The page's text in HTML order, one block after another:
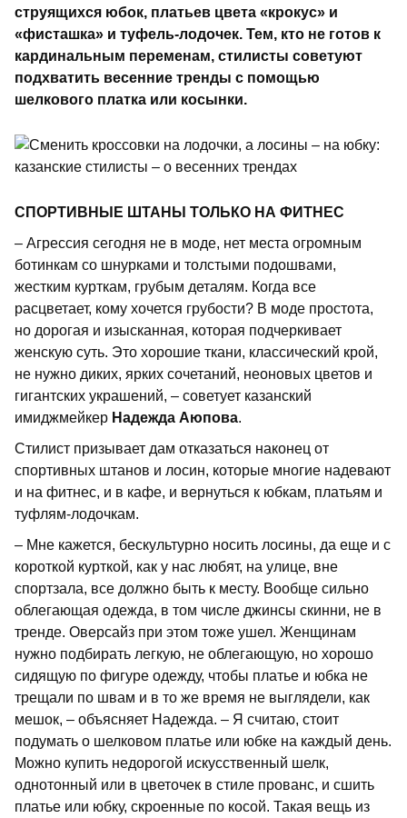
струящихся юбок, платьев цвета «крокус» и
«фисташка» и туфель-лодочек. Тем, кто не готов к
кардинальным переменам, стилисты советуют
подхватить весенние тренды с помощью
шелкового платка или косынки.
СПОРТИВНЫЕ ШТАНЫ ТОЛЬКО НА ФИТНЕС
– Агрессия сегодня не в моде, нет места огромным
ботинкам со шнурками и толстыми подошвами,
жестким курткам, грубым деталям. Когда все
расцветает, кому хочется грубости? В моде простота,
но дорогая и изысканная, которая подчеркивает
женскую суть. Это хорошие ткани, классический крой,
не нужно диких, ярких сочетаний, неоновых цветов и
гигантских украшений, – советует казанский
имиджмейкер Надежда Аюпова.
Стилист призывает дам отказаться наконец от
спортивных штанов и лосин, которые многие надевают
и на фитнес, и в кафе, и вернуться к юбкам, платьям и
туфлям-лодочкам.
– Мне кажется, бескультурно носить лосины, да еще и с
короткой курткой, как у нас любят, на улице, вне
спортзала, все должно быть к месту. Вообще сильно
облегающая одежда, в том числе джинсы скинни, не в
тренде. Оверсайз при этом тоже ушел. Женщинам
нужно подбирать легкую, не облегающую, но хорошо
сидящую по фигуре одежду, чтобы платье и юбка не
трещали по швам и в то же время не выглядели, как
мешок, – объясняет Надежда. – Я считаю, стоит
подумать о шелковом платье или юбке на каждый день.
Можно купить недорогой искусственный шелк,
однотонный или в цветочек в стиле прованс, и сшить
платье или юбку, скроенные по косой. Такая вещь из